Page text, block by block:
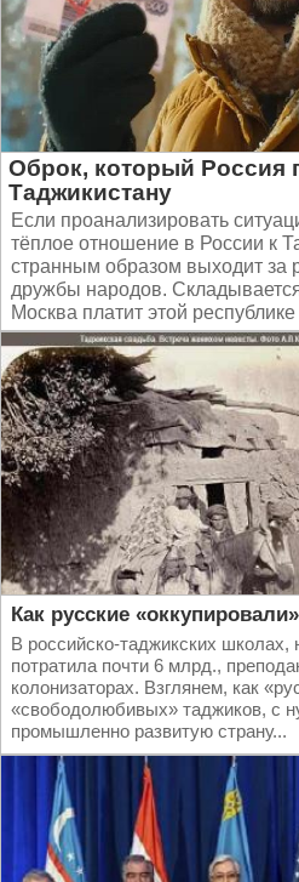
Оброк, который Россия
Таджикистану
Если проанализировать
тёплое отношение в России к
странным образом выходит за
дружбы народов.
Москва платит этой
Как русские
В российско-таджикских школах,
потратила почти 6 млрд.,
колонизаторах. Взглянем, как
«свободолюбивых» таджиков, с
промышленно развитую страну...